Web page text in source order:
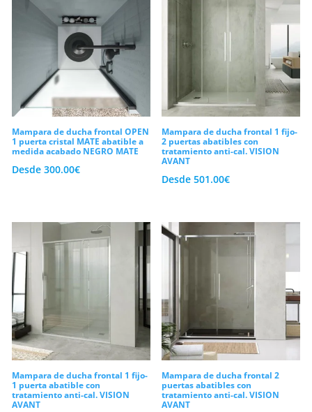
Mampara de ducha frontal OPEN
1 puerta cristal MATE abatible a
medida acabado NEGRO MATE
Desde 300.00€
Mampara de ducha frontal 1 fijo-
2 puertas abatibles con
tratamiento anti-cal. VISION
AVANT
Desde501.00€
Mampara de ducha frontal 1 fijo-
1 puerta abatible con
tratamiento anti-cal. VISION
AVANT
Mampara de ducha frontal 2
puertas abatibles con
tratamiento anti-cal. VISION
AVANT